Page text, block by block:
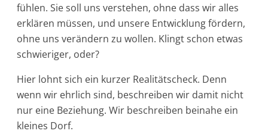
fühlen. Sie soll uns verstehen, ohne dass wir alles
erklären müssen, und unsere Entwicklung fördern,
ohne uns verändern zu wollen. Klingt schon etwas
schwieriger, oder?
Hier lohnt sich ein kurzer Realitätscheck. Denn
wenn wir ehrlich sind, beschreiben wir damit nicht
nur eine Beziehung. Wir beschreiben beinahe ein
kleines Dorf.